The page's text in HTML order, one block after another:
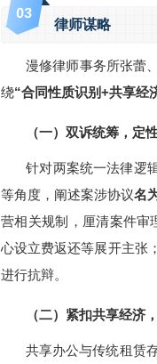
03
律师谋略
漫修律师事务所张蕾
绕“合同性质识别+共享经
（一）双诉统筹，定
针对两案统一法律逻
等角度，阐述案涉协议名
营相关规制，厘清案件审
心设立费返还等展开主张
进行抗辩。
（二）紧扣共享经济
共享办公与传统租赁